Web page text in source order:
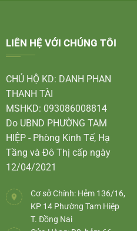
LIÊN HỆ VỚI CHÚNG TÔI
CHỦ HỘ KD: DANH PHAN
THANH TÀI
MSHKD: 093086008814
Do UBND PHƯỜNG TAM
HIỆP - Phòng Kinh Tế, Hạ
Tầng và Đô Thị cấp ngày
12/04/2021
Cơ sở Chính: Hẻm 136/16,
KP 14 Phường Tam Hiệp
T. Đồng Nai